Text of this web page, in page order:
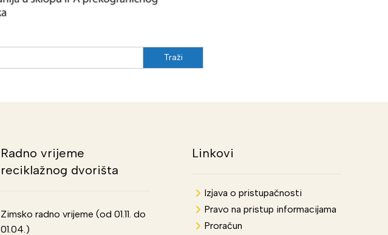
Radno vrijeme
reciklažnog dvorišta
Zimsko radno vrijeme (od 01.11. do
01.04.)
Linkovi
Izjava o pristupačnosti
Pravo na pristup informacijama
Proračun